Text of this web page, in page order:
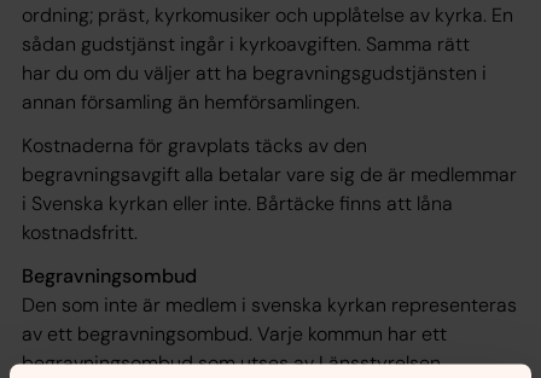
ordning; präst, kyrkomusiker och upplåtelse av kyrka. En
sådan gudstjänst ingår i kyrkoavgiften. Samma rätt
har du om du väljer att ha begravningsgudstjänsten i
annan församling än hemförsamlingen.
Kostnaderna för gravplats täcks av den
begravningsavgift alla betalar vare sig de är medlemmar
i Svenska kyrkan eller inte. Bårtäcke finns att låna
kostnadsfritt.
Begravningsombud
Den som inte är medlem i svenska kyrkan representeras
av ett begravningsombud. Varje kommun har ett
begravningsombud som utses av Länsstyrelsen.